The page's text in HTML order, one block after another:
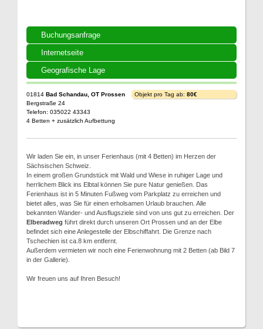
Buchungsanfrage
Internetseite
Geografische Lage
01814 Bad Schandau, OT Prossen
Bergstraße 24
Telefon: 035022 43343
4 Betten + zusätzlich Aufbettung
Objekt pro Tag ab: 80€
Wir laden Sie ein, in unser Ferienhaus (mit 4 Betten) im Herzen der
Sächsischen Schweiz.
In einem großen Grundstück mit Wald und Wiese in ruhiger Lage und
herrlichem Blick ins Elbtal können Sie pure Natur genießen. Das
Ferienhaus ist in 5 Minuten Fußweg vom Parkplatz zu erreichen und
bietet alles, was Sie für einen erholsamen Urlaub brauchen. Alle
bekannten Wander- und Ausflugsziele sind von uns gut zu erreichen. Der
Elberadweg führt direkt durch unseren Ort Prossen und an der Elbe
befindet sich eine Anlegestelle der Elbschiffahrt. Die Grenze nach
Tschechien ist ca.8 km entfernt.
Außerdem vermieten wir noch eine Ferienwohnung mit 2 Betten (ab Bild 7
in der Gallerie).
Wir freuen uns auf Ihren Besuch!